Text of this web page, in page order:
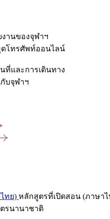
านของจุฬาฯ
โทรศัพท์ออนไลน์
ที่และการเดินทาง
บจุฬาฯ
ทย) หลักสูตรที่เปิดสอน (ภาษาไ
รนานาชาติ